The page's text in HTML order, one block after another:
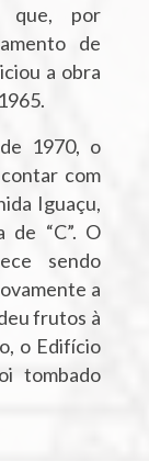
que, por
de
a obra
1970, o
com
Iguaçu,
de “C”. O
sendo
a
frutos à
o Edifício
tombado